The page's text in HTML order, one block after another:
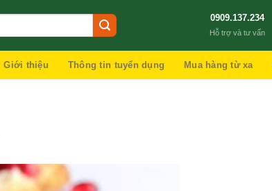
0909.137.234
Hỗ trợ và tư vấn
Giới thiệu Thông tin tuyển dụng Mua hàng từ xa